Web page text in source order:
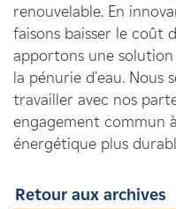
renouvelable. En
faisons baisser le coût
apportons une
la pénurie d'eau. Nous
travailler avec nos
engagement commun
énergétique plus
Retour aux archives